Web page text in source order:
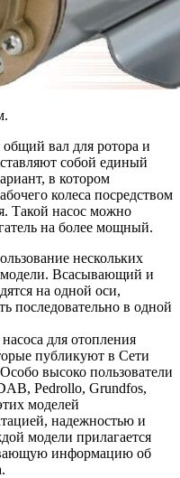
вал для ротора и
собой единый
в котором
колеса посредством
Такой насос можно
на более мощный.
нескольких
Всасывающий и
на одной оси,
последовательно в одной
для отопления
публикуют в Сети
высоко пользователи
Pedrollo, Grundfos,
моделей
надежностью и
модели прилагается
информацию об